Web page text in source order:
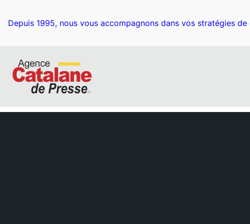
Depuis 1995, nous vous accompagnons dans vos stratégies